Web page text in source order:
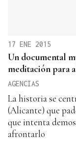
17 ENE 2015
Un documental
meditación para
AGENCIAS
La historia se
(Alicante) que
que intenta
afrontarlo